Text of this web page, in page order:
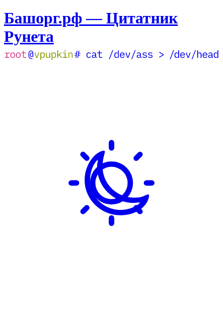
Башорг.рф — Цитатник
Рунета